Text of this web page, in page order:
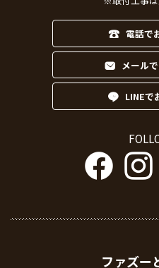
電話で
メール
LINEで
ファズー